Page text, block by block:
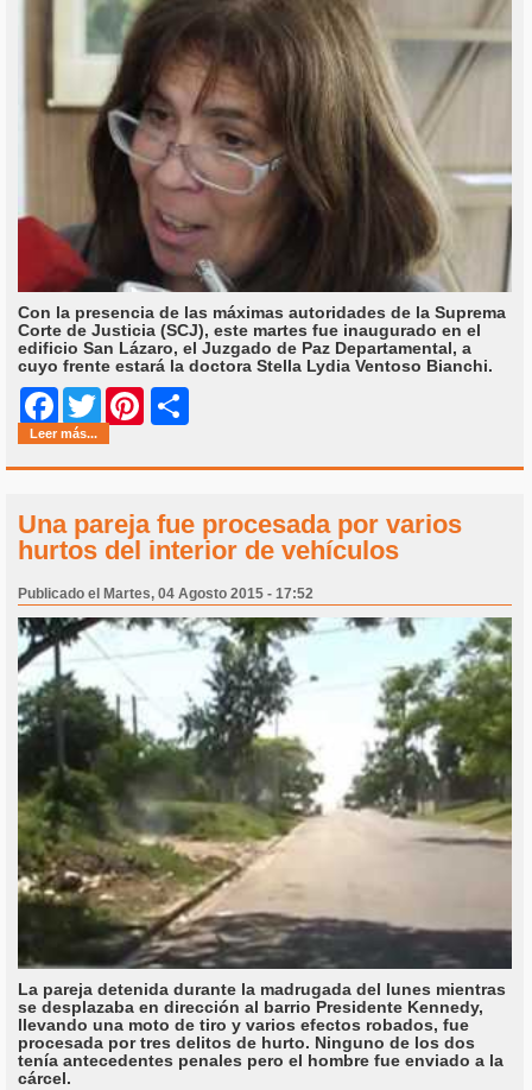
Con la presencia de las máximas autoridades de la Suprema
Corte de Justicia (SCJ), este martes fue inaugurado en el
edificio San Lázaro, el Juzgado de Paz Departamental, a
cuyo frente estará la doctora Stella Lydia Ventoso Bianchi.
Facebook
Twitter Pinterest
Leer más...
Una pareja fue procesada por varios
hurtos del interior de vehículos
Publicado el Martes, 04 Agosto 2015 - 17:52
La pareja detenida durante la madrugada del lunes mientras
se desplazaba en dirección al barrio Presidente Kennedy,
llevando una moto de tiro y varios efectos robados, fue
procesada por tres delitos de hurto. Ninguno de los dos
tenía antecedentes penales pero el hombre fue enviado a la
cárcel.